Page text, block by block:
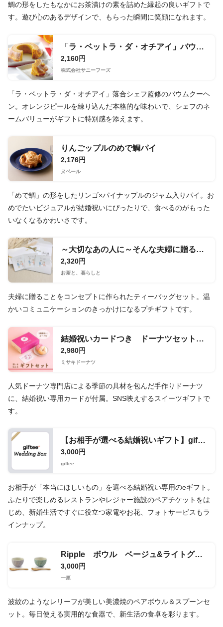
鯛の形をしたもなかにお茶漬けの素を詰めた縁起の良いギフトで
す。遊び心のあるデザインで、もらった瞬間に笑顔になれます。
「ラ・ベットラ・ダ・オチアイ」バウムクーヘン（オレンジピール入り）
2,160円
株式会社サニーフーズ
「ラ・ベットラ・ダ・オチアイ」落合シェフ監修のバウムクーヘ
ン。オレンジピールを練り込んだ本格的な味わいで、シェフのネ
ームバリューがギフトに特別感を添えます。
りんごップルのめで鯛パイ
2,176円
ヌベール
「めで鯛」の形をしたリンゴ×パイナップルのジャム入りパイ。お
めでたいビジュアルが結婚祝いにぴったりで、食べるのがもった
いなくなるかわいさです。
～大切なあの人に～そんな夫婦に贈るお茶/ティーバッグ2×3袋セット【giftee限定/ポスト投函】
2,320円
お茶と、暮らしと
夫婦に贈ることをコンセプトに作られたティーバッグセット。温
かいコミュニケーションのきっかけになるプチギフトです。
結婚祝いカードつき ドーナツセット【ご自宅へお届け】
2,980円
ミサキドーナツ
人気ドーナツ専門店による季節の具材を包んだ手作りドーナツ
に、結婚祝い専用カードが付属。SNS映えするスイーツギフトで
す。
【お相手が選べる結婚祝いギフト】giftee Wedding Box 3,000ポイント
3,000円
giftee
お相手が「本当にほしいもの」を選べる結婚祝い専用のeギフト。
ふたりで楽しめるレストランやレジャー施設のペアチケットをは
じめ、新婚生活ですぐに役立つ家電やお花、フォトサービスもラ
インナップ。
Ripple ボウル ベージュ&ライトグリーン
3,000円
一厘
波紋のようなレリーフが美しい美濃焼のペアボウル＆スプーンセ
ット。毎日使える実用的な食器で、新生活の食卓を彩ります。